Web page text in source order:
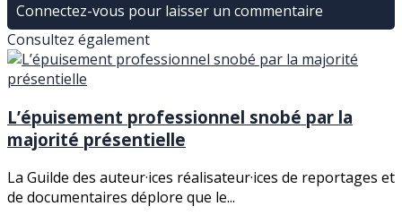
Connectez-vous pour laisser un commentaire
Consultez également
L’épuisement professionnel snobé par la
majorité présentielle
La Guilde des auteur·ices réalisateur·ices de reportages et
de documentaires déplore que le...